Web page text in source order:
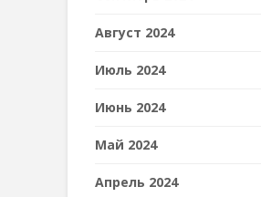
Август 2024
Июль 2024
Июнь 2024
Май 2024
Апрель 2024